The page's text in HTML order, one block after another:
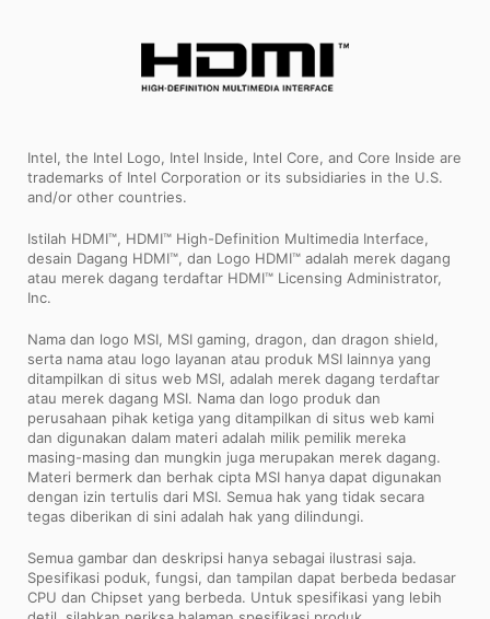
Intel, the Intel Logo, Intel Inside, Intel Core, and Core Inside are
trademarks of Intel Corporation or its subsidiaries in the U.S.
and/or other countries.
Istilah HDMI™, HDMI™ High-Definition Multimedia Interface,
desain Dagang HDMI™, dan Logo HDMI™ adalah merek dagang
atau merek dagang terdaftar HDMI™ Licensing Administrator,
Inc.
Nama dan logo MSI, MSI gaming, dragon, dan dragon shield,
serta nama atau logo layanan atau produk MSI lainnya yang
ditampilkan di situs web MSI, adalah merek dagang terdaftar
atau merek dagang MSI. Nama dan logo produk dan
perusahaan pihak ketiga yang ditampilkan di situs web kami
dan digunakan dalam materi adalah milik pemilik mereka
masing-masing dan mungkin juga merupakan merek dagang.
Materi bermerk dan berhak cipta MSI hanya dapat digunakan
dengan izin tertulis dari MSI. Semua hak yang tidak secara
tegas diberikan di sini adalah hak yang dilindungi.
Semua gambar dan deskripsi hanya sebagai ilustrasi saja.
Spesifikasi poduk, fungsi, dan tampilan dapat berbeda bedasar
CPU dan Chipset yang berbeda. Untuk spesifikasi yang lebih